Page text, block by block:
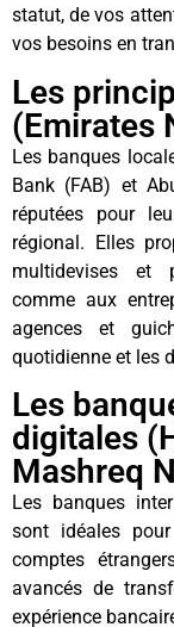
statut, de vos
vos besoins en
Les
(Emirates
Les banques
Bank (FAB) et
réputées pour
régional. Elles
multidevises et
comme aux
agences et
quotidienne et les
Les
digitales
Mashreq
Les banques
sont idéales
comptes
avancés de
expérience